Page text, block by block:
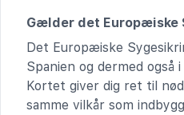
Gælder det Europæiske
Det Europæiske
Spanien og dermed også
Kortet giver dig ret til
samme vilkår som